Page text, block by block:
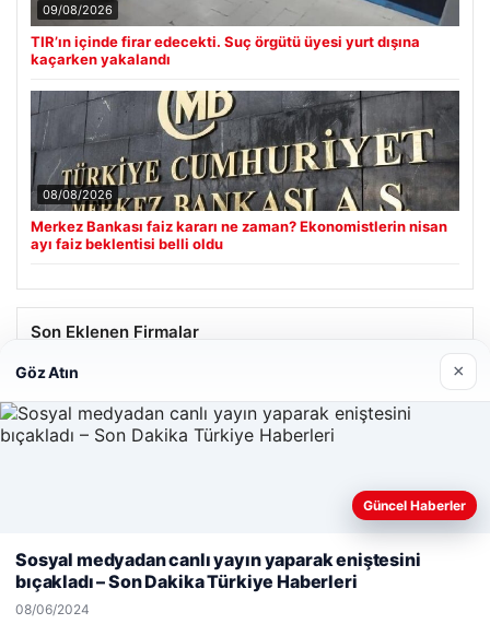
09/08/2026
TIR’ın içinde firar edecekti. Suç örgütü üyesi yurt dışına
kaçarken yakalandı
08/08/2026
Merkez Bankası faiz kararı ne zaman? Ekonomistlerin nisan
ayı faiz beklentisi belli oldu
Son Eklenen Firmalar
Hastaş Beton
26/05/2026
© 2026 Sonik Hızda Güncel Haberler
Web sitemizi nasıl kullandığınızı daha iyi anlayabilmek,
kullanıyoruz.Çerez Politikamız
Göz Atın ×
Güncel Haberler
Sosyal medyadan canlı yayın yaparak eniştesini
bıçakladı – Son Dakika Türkiye Haberleri
08/06/2024